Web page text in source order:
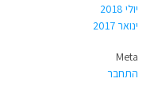
יולי 2018
ינואר 2017
Meta
התחבר